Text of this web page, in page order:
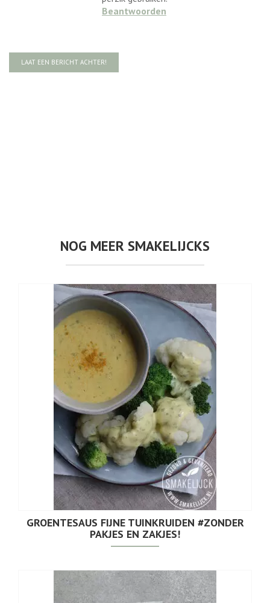
Beantwoorden
LAAT EEN BERICHT ACHTER!
NOG MEER SMAKELIJCKS
GROENTESAUS FIJNE TUINKRUIDEN #ZONDER
PAKJES EN ZAKJES!